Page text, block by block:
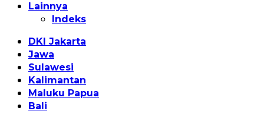
Lainnya
Indeks
DKI Jakarta
Jawa
Sulawesi
Kalimantan
Maluku Papua
Bali